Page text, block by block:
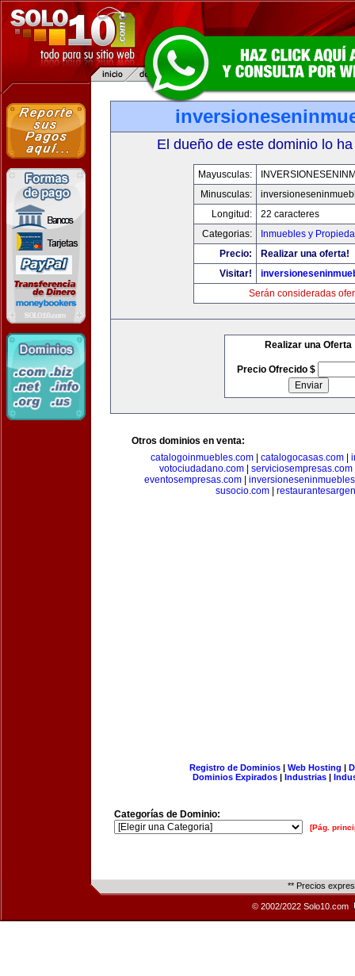
El dueño de este dominio lo
Mayusculas:
Minusculas:
Longitud:
22 caracteres
Categorias:
Inmuebles y
Precio:
Realizar una oferta!
Visitar!
Serán consideradas
Realizar una Oferta
Precio Ofrecido $
Otros dominios en venta:
catalogoinmuebles.com| catalogocasas.com|
votociudadano.com| serviciosempresas.com
eventosempresas.com
susocio.com|
Registro de Dominios| Web Hosting |
Dominios Expirados | Industrias |
Categorías de Dominio:
[Pág.
** Precios
© 2002/2022 Solo10.com